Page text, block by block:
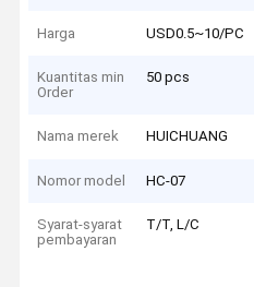
Harga USD0.5~10/PC
Kuantitas min
Order
50 pcs
Nama merek HUICHUANG
Nomor model HC-07
Syarat-syarat
pembayaran
T/T, L/C